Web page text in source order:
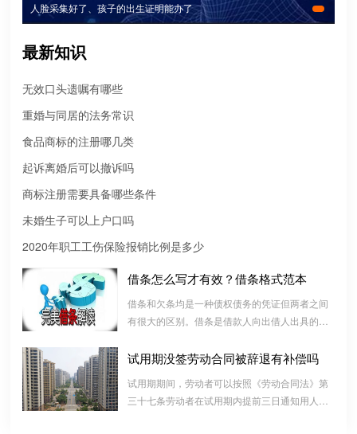
人脸采集好了、孩子的出生证明能办了
最新知识
无效口头遗嘱有哪些
重婚与同居的法务常识
食品商标的注册哪几类
起诉离婚后可以撤诉吗
商标注册需要具备哪些条件
未婚生子可以上户口吗
2020年职工工伤保险报销比例是多少
借条怎么写才有效？借条格式范本
借条和欠条均是一种债权债务的凭证但两者之间
有很大的区别。借条是借款人向出借人出具的借
系，而欠条是双方基于以前的经济往来而进行结
往来的结算，仅是代表一种纯粹的债权债务关系
并不代表借款合同关系。因此借款时宜写“借
试用期没签劳动合同被辞退有补偿吗
试用期期间，劳动者可以按照《劳动合同法》第
三十七条劳动者在试用期内提前三日通知用人单
微信转账凭证能证明存在借款关系吗？
出借人只提供微信转账凭证，只能证明双方的借贷关系生效，但是
不能证明双方存在借款关系。
婚前协议的主要目的是对双方各自的财产和债务范围以及权利归属
等问题实现作出约定，以免将来离婚或一方死亡是产生争议。
婚内财产公证在哪边公证处申请
夫妻财产约定协议公证由当事人一方的住所地或协议签订地公证处
受理。